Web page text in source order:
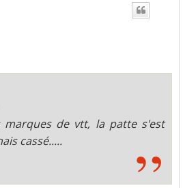
marques de vtt, la patte s'est
cassé.....